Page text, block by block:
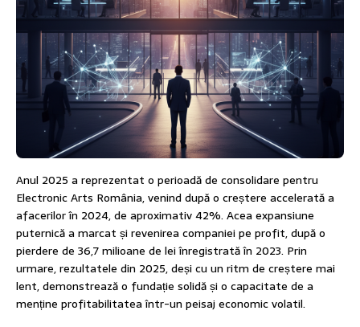
Anul 2025 a reprezentat o perioadă de consolidare pentru
Electronic Arts România, venind după o creștere accelerată a
afacerilor în 2024, de aproximativ 42%. Acea expansiune
puternică a marcat și revenirea companiei pe profit, după o
pierdere de 36,7 milioane de lei înregistrată în 2023. Prin
urmare, rezultatele din 2025, deși cu un ritm de creștere mai
lent, demonstrează o fundație solidă și o capacitate de a
menține profitabilitatea într-un peisaj economic volatil.